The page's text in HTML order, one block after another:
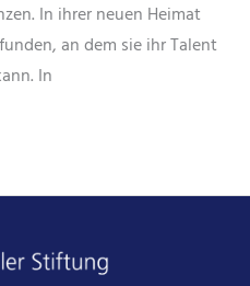
In ihrer neuen Heimat
an dem sie ihr Talent
In